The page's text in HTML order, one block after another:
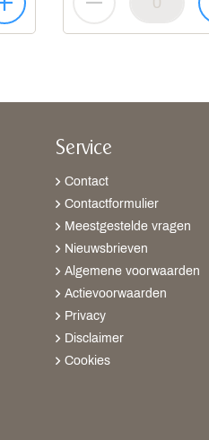
Service
Contact
Contactformulier
Meestgestelde vragen
Nieuwsbrieven
Algemene voorwaarden
Actievoorwaarden
Privacy
Disclaimer
Cookies